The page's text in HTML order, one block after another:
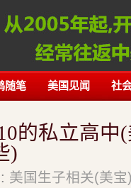
随笔 美国见闻 社
的私立高中
)
美国生子相关(美宝